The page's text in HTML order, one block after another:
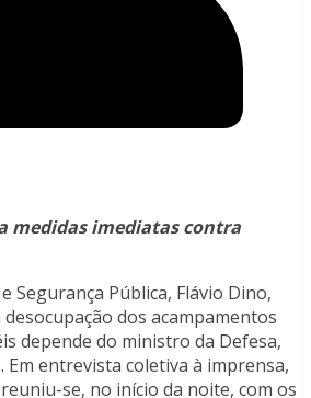
medidas imediatas contra
Segurança Pública, Flávio Dino,
dos acampamentos
depende do ministro da Defesa,
Em entrevista coletiva à imprensa,
se, no início da noite, com os